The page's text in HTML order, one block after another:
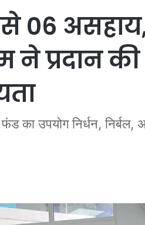
06 असहाय,
प्रदान
का उपयोग निर्धन, निर्बल,